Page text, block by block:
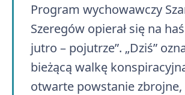
Program wychowawczy
Szeregów opierał się na
jutro – pojutrze”. „Dziś”
bieżącą walkę
otwarte powstanie zbrojne,